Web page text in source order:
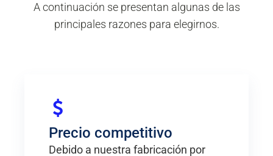
A continuación se presentan algunas de las
principales razones para elegirnos.
Precio competitivo
Debido a nuestra fabricación por